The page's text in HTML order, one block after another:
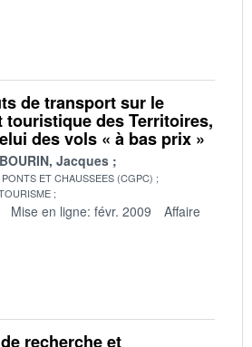
de transport sur le
touristique des Territoires,
des vols « à bas prix »
Jacques
ET CHAUSSEES (CGPC)
Mise en ligne: févr. 2009
Affaire
recherche et